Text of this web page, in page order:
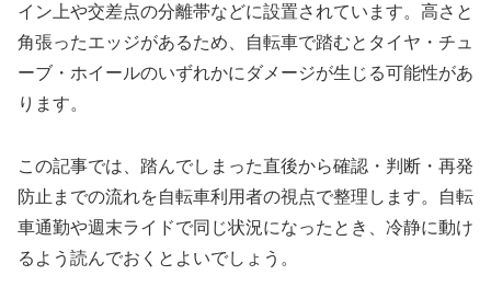
イン上や交差点の分離帯などに設置されています。高さと
角張ったエッジがあるため、自転車で踏むとタイヤ・チュ
ーブ・ホイールのいずれかにダメージが生じる可能性があ
ります。
この記事では、踏んでしまった直後から確認・判断・再発
防止までの流れを自転車利用者の視点で整理します。自転
車通勤や週末ライドで同じ状況になったとき、冷静に動け
るよう読んでおくとよいでしょう。